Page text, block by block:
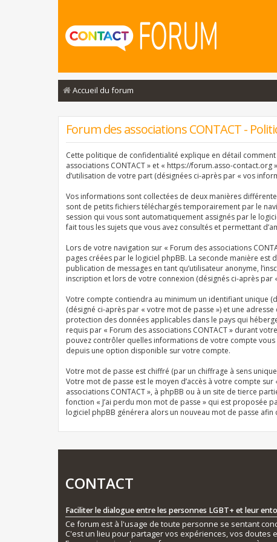
Accueil du forum
Forum des associations CONTACT -
Cette politique de confidentialité explique en détail comment
associations CONTACT » et « https://forum.asso-
d’utilisation de votre part (désignées ci-après par « vos
Vos informations sont collectées de deux manières
sont de petits fichiers téléchargés temporairement par le
session qui vous sont automatiquement assignés par le
fait tous les sujets que vous avez consultés et permettant
Lors de votre navigation sur « Forum des associations
pages créées par le logiciel phpBB. La seconde manière
publication de messages en tant qu’utilisateur anonyme,
inscription et lors de votre connexion (désignés ci-après par
Votre compte contiendra au minimum un identifiant unique
(désigné ci-après par « votre mot de passe ») et une
protection des données applicables dans le pays qui
requis par « Forum des associations CONTACT » durant
pouvez contrôler quelles informations de votre compte
depuis une option disponible sur votre compte.
Votre mot de passe est chiffré (par un chiffrage à sens
Votre mot de passe est le moyen d’accès à votre compte
associations CONTACT », à phpBB ou à un site de tierce
fonction « J’ai perdu mon mot de passe » qui est proposée
logiciel phpBB générera alors un nouveau mot de passe
CONTACT
Faciliter le dialogue entre les personnes LGBT+ et leur
Ce forum est à l'usage de toute personne se sentant
C'est un lieu pour partager vos expériences, vos doutes